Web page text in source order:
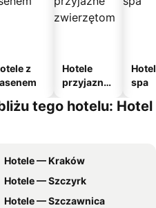
z
Hotele
przyjazne
m
spa
tego hotelu: Hotel
Hotele — Kraków
Hotele — Szczyrk
Hotele — Szczawnica